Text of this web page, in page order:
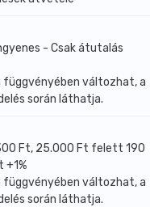
9,4- Csak átutalás
függvényében változhat, a
során láthatja.
Ft, 25.000 Ft felett 190
függvényében változhat, a
során láthatja.